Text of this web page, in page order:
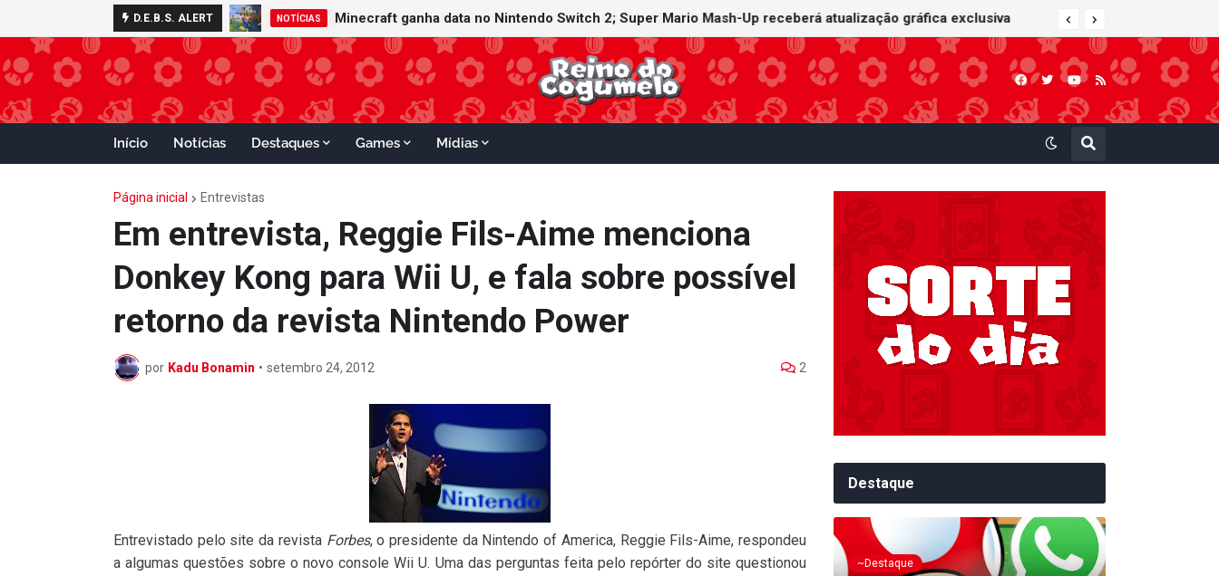
D.E.B.S. ALERT ADVANCE Nintendo Switch Online recebe ícones retrô de Mario Paint (SNES) e Mario Kart: Super Circuit (GBA)
Início Notícias Destaques Games Mídias
Página inicial Entrevistas
Em entrevista, Reggie Fils-Aime menciona
Donkey Kong para Wii U, e fala sobre possível
retorno da revista Nintendo Power
por Kadu Bonamin • setembro 24, 2012 2
Entrevistado pelo site da revista Forbes, o presidente da Nintendo of America, Reggie Fils-Aime, respondeu
a algumas questões sobre o novo console Wii U. Uma das perguntas feita pelo repórter do site questionou
Destaque
~Destaque